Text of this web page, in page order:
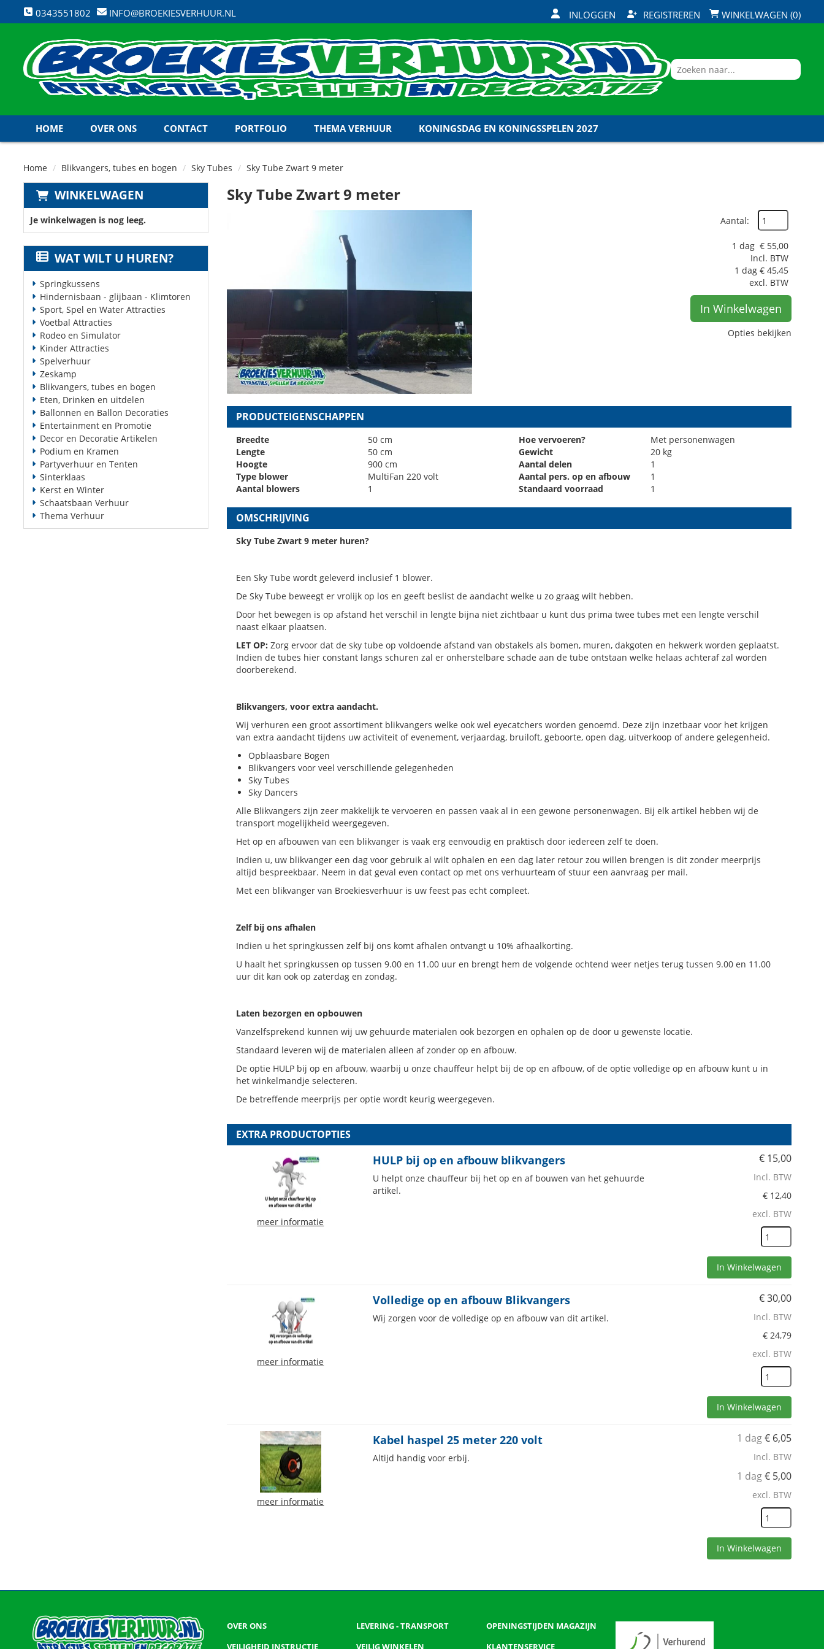
0343551802 INFO@BROEKIESVERHUUR.NL INLOGGEN REGISTREREN WINKELWAGEN (0)
HOME OVER ONS CONTACT PORTFOLIO THEMA VERHUUR KONINGSDAG EN KONINGSSPELEN 2027
Home Blikvangers, tubes en bogen Sky Tubes Sky Tube Zwart 9 meter
WINKELWAGEN
Je winkelwagen is nog leeg.
WAT WILT U HUREN?
Springkussens
Hindernisbaan - glijbaan - Klimtoren
Sport, Spel en Water Attracties
Voetbal Attracties
Rodeo en Simulator
Kinder Attracties
Spelverhuur
Zeskamp
Blikvangers, tubes en bogen
Eten, Drinken en uitdelen
Ballonnen en Ballon Decoraties
Entertainment en Promotie
Decor en Decoratie Artikelen
Podium en Kramen
Partyverhuur en Tenten
Sinterklaas
Kerst en Winter
Schaatsbaan Verhuur
Thema Verhuur
Sky Tube Zwart 9 meter
Aantal:
1 dag € 55,00
Incl. BTW
1 dag € 45,45
excl. BTW
In Winkelwagen
Opties bekijken
PRODUCTEIGENSCHAPPEN
Breedte
50 cm
Lengte
50 cm
Hoogte
900 cm
Type blower
MultiFan 220 volt
Aantal blowers
1
Hoe vervoeren?
Met personenwagen
Gewicht
20 kg
Aantal delen
1
Aantal pers. op en afbouw
1
Standaard voorraad
1
OMSCHRIJVING
Sky Tube Zwart 9 meter huren?
Een Sky Tube wordt geleverd inclusief 1 blower.
De Sky Tube beweegt er vrolijk op los en geeft beslist de aandacht welke u zo graag wilt hebben.
Door het bewegen is op afstand het verschil in lengte bijna niet zichtbaar u kunt dus prima twee tubes met een lengte verschil
naast elkaar plaatsen.
LET OP: Zorg ervoor dat de sky tube op voldoende afstand van obstakels als bomen, muren, dakgoten en hekwerk worden geplaatst.
Indien de tubes hier constant langs schuren zal er onherstelbare schade aan de tube ontstaan welke helaas achteraf zal worden
doorberekend.
Blikvangers, voor extra aandacht.
Wij verhuren een groot assortiment blikvangers welke ook wel eyecatchers worden genoemd. Deze zijn inzetbaar voor het krijgen
van extra aandacht tijdens uw activiteit of evenement, verjaardag, bruiloft, geboorte, open dag, uitverkoop of andere gelegenheid.
Opblaasbare Bogen
Blikvangers voor veel verschillende gelegenheden
Sky Tubes
Sky Dancers
Alle Blikvangers zijn zeer makkelijk te vervoeren en passen vaak al in een gewone personenwagen. Bij elk artikel hebben wij de
transport mogelijkheid weergegeven.
Het op en afbouwen van een blikvanger is vaak erg eenvoudig en praktisch door iedereen zelf te doen.
Indien u, uw blikvanger een dag voor gebruik al wilt ophalen en een dag later retour zou willen brengen is dit zonder meerprijs
altijd bespreekbaar. Neem in dat geval even contact op met ons verhuurteam of stuur een aanvraag per mail.
Met een blikvanger van Broekiesverhuur is uw feest pas echt compleet.
Zelf bij ons afhalen
Indien u het springkussen zelf bij ons komt afhalen ontvangt u 10% afhaalkorting.
U haalt het springkussen op tussen 9.00 en 11.00 uur en brengt hem de volgende ochtend weer netjes terug tussen 9.00 en 11.00
uur dit kan ook op zaterdag en zondag.
Laten bezorgen en opbouwen
Vanzelfsprekend kunnen wij uw gehuurde materialen ook bezorgen en ophalen op de door u gewenste locatie.
Standaard leveren wij de materialen alleen af zonder op en afbouw.
De optie HULP bij op en afbouw, waarbij u onze chauffeur helpt bij de op en afbouw, of de optie volledige op en afbouw kunt u in
het winkelmandje selecteren.
De betreffende meerprijs per optie wordt keurig weergegeven.
EXTRA PRODUCTOPTIES
meer informatie
€ 15,00
Incl. BTW
€ 12,40
excl. BTW
In Winkelwagen
HULP bij op en afbouw blikvangers
U helpt onze chauffeur bij het op en af bouwen van het gehuurde
artikel.
meer informatie
€30,00
Incl. BTW
€ 24,79
excl. BTW
In Winkelwagen
Volledige op en afbouw Blikvangers
Wij zorgen voor de volledige op en afbouw van dit artikel.
meer informatie
1 dag€ 6,05
Incl. BTW
1 dag€ 5,00
excl. BTW
In Winkelwagen
Kabel haspel 25 meter 220 volt
Altijd handig voor erbij.
OVER ONS
VEILIGHEID INSTRUCTIE
LEVERING - TRANSPORT
VEILIG WINKELEN
OPENINGSTIJDEN MAGAZIJN
KLANTENSERVICE